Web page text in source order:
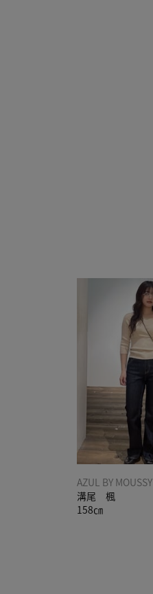
AZUL BY MOUSSY
溝尾 楓
158㎝